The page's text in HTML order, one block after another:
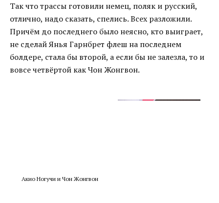
Так что трассы готовили немец, поляк и русский,
отлично, надо сказать, спелись. Всех разложили.
Причём до последнего было неясно, кто выиграет,
не сделай Янья Гарнбрет флеш на последнем
болдере, стала бы второй, а если бы не залезла, то и
вовсе четвёртой как Чон Жонгвон.
Акио Ногучи и Чон Жонгвон